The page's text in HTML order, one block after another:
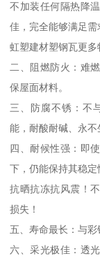
不加装任何隔热降
佳，完全能够满足需
虹塑建材塑钢瓦更多
二、阻燃防火：难
保屋面材料。
三、防腐不锈：不
能，耐酸耐碱、永不
四、耐候性强：即
下，仍能保持其稳定
抗晒抗冻抗风震！
损失！
五、寿命最长：与彩
六、采光极佳：透